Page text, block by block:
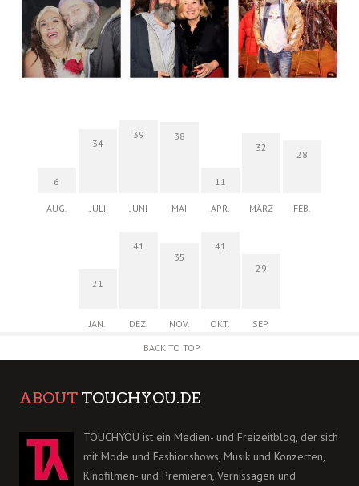
6
AUG.
34
JULI
39
JUNI
38
MAI
11
APR.
32
MÄRZ
28
FEB.
21
JAN.
41
DEZ.
35
NOV.
41
OKT.
29
SEP.
BACK TO TOP
ABOUT TOUCHYOU.DE
TOUCHYOU ist ein Medien- und Freizeitblog, der sich
mit Mode und Fashionshows, Musik und Konzerten,
Kinofilmen- und Premieren, Vernissagen und